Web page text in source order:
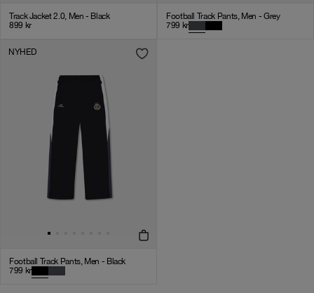
Track Jacket 2.0, Men - Black
899 kr
Football Track Pants, Men - Grey
799 kr
NYHED
Football Track Pants, Men - Black
799 kr